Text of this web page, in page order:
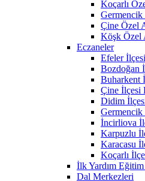
Koçarlı
Germencik
Çine Özel
Köşk Özel
Eczaneler
Efeler
Bozdoğan
Buharkent
Çine İlçesi
Didim
Germencik
İncirliova
Karpuzlu
Karacasu
Koçarlı
İlk Yardım
Dal Merkezleri